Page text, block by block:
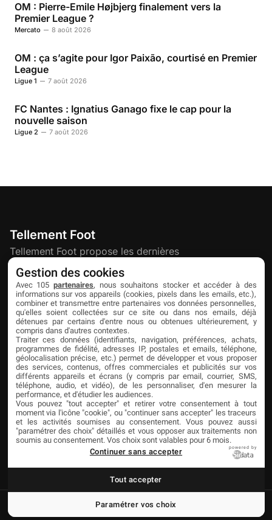
OM : Pierre-Emile Højbjerg finalement vers la
Premier League ?
Mercato 8 août 2026
OM : ça s’agite pour Igor Paixão, courtisé en Premier
League
Ligue 1 7 août 2026
FC Nantes : Ignatius Ganago fixe le cap pour la
nouvelle saison
Ligue 2 7 août 2026
Tellement Foot
Tellement Foot propose les dernières
actualités et nouveautés créatives dédiées
au football.
Découvrir
À propos
Contact
Publicité
Liens utiles
Mentions légales
Confidentialité
Cookies
Partenaires
Livefoot
Jeunesfooteux
Tólmi Studio
King Score
Foot en France
Football Addict
© Copyright Tellement Foot Réalisation Tólmi Studio
Gestion des cookies
Avec 105 partenaires, nous souhaitons stocker et accéder à des
informations sur vos appareils (cookies, pixels dans les emails, etc.),
combiner et transmettre entre partenaires vos données personnelles,
qu'elles soient collectées sur ce site ou dans nos emails, déjà
détenues par certains d'entre nous ou obtenues ultérieurement, y
compris dans d'autres contextes.
Traiter ces données (identifiants, navigation, préférences, achats,
programmes de fidélité, adresses IP, postales et emails, téléphone,
géolocalisation précise, etc.) permet de développer et vous proposer
des services, contenus, offres commerciales et publicités sur vos
différents appareils et écrans (y compris par email, courrier, SMS,
téléphone, audio, et vidéo), de les personnaliser, d'en mesurer la
performance, et d'étudier les audiences.
Vous pouvez "tout accepter" et retirer votre consentement à tout
moment via l'icône "cookie", ou "continuer sans accepter" les traceurs
et les activités soumises au consentement. Vous pouvez aussi
"paramétrer des choix" détaillés et vous opposer aux traitements non
soumis au consentement. Vos choix sont valables pour 6 mois.
Continuer sans accepter
powered by
Paramétrer vos choix
Tout accepter